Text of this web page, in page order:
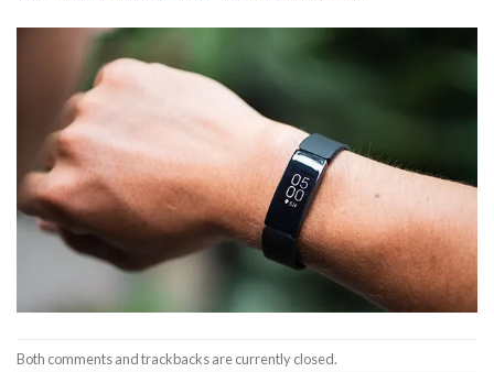
Both comments and trackbacks are currently closed.